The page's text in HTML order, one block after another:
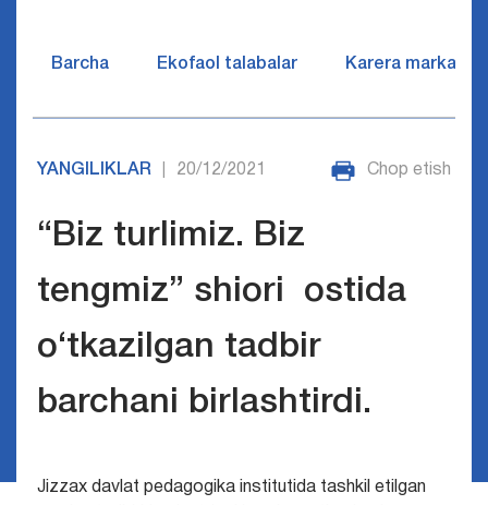
Barcha Ekofaol talabalar Karera markazi
YANGILIKLAR 20/12/2021 Chop etish
“Biz turlimiz. Biz
tengmiz” shiori ostida
o‘tkazilgan tadbir
barchani birlashtirdi.
Jizzax davlat pedagogika institutida tashkil etilgan